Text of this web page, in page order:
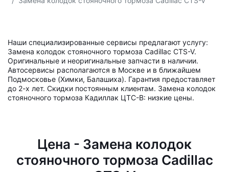
Наши специализированные сервисы предлагают услугу:
Замена колодок стояночного тормоза Cadillac CTS-V.
Оригинальные и неоригинальные запчасти в наличии.
Автосервисы располагаются в Москве и в ближайшем
Подмосковье (Химки, Балашиха). Гарантия предоставляет
до 2-х лет. Скидки постоянным клиентам. Замена колодок
стояночного тормоза Кадиллак ЦТС-В: низкие цены.
Цена - Замена колодок
стояночного тормоза Cadillac